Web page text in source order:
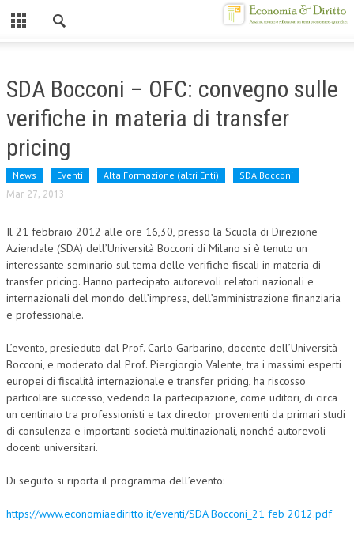
CHI SIAMO
CONTATTI
CENTRO STUDI
ATTO COSTITUTIVO E STATUTO
ORGANIZZAZIONE
OBIETTIVI
DIREZIONE SCIENTIFICA
ALTA FORMAZIONE
CORSI CE.S.E.D.
ARCHIVIO CORSI 2015
DIVENTA SOCIO
SDA Bocconi – OFC: convegno sulle
verifiche in materia di transfer
pricing
News Eventi Alta Formazione (altri Enti) SDA Bocconi
Mar 27, 2013
Il 21 febbraio 2012 alle ore 16,30, presso la Scuola di Direzione
Aziendale (SDA) dell’Università Bocconi di Milano si è tenuto un
interessante seminario sul tema delle verifiche fiscali in materia di
transfer pricing. Hanno partecipato autorevoli relatori nazionali e
internazionali del mondo dell’impresa, dell’amministrazione finanziaria
e professionale.
L’evento, presieduto dal Prof. Carlo Garbarino, docente dell’Università
Bocconi, e moderato dal Prof. Piergiorgio Valente, tra i massimi esperti
europei di fiscalità internazionale e transfer pricing, ha riscosso
particolare successo, vedendo la partecipazione, come uditori, di circa
un centinaio tra professionisti e tax director provenienti da primari studi
di consulenza e importanti società multinazionali, nonché autorevoli
docenti universitari.
Di seguito si riporta il programma dell’evento:
https://www.economiaediritto.it/eventi/SDA Bocconi_21 feb 2012.pdf